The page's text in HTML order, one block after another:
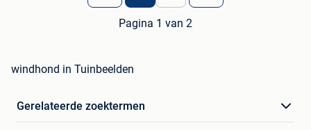
Pagina 1 van 2
windhond in Tuinbeelden
Gerelateerde zoektermen